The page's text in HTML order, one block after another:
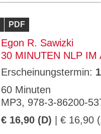
PDF
Egon R. Sawizki
30 MINUTEN NLP IM
Erscheinungstermin:
60 Minuten
MP3, 978-3-86200-
€ 16,90 (D) | € 16,90